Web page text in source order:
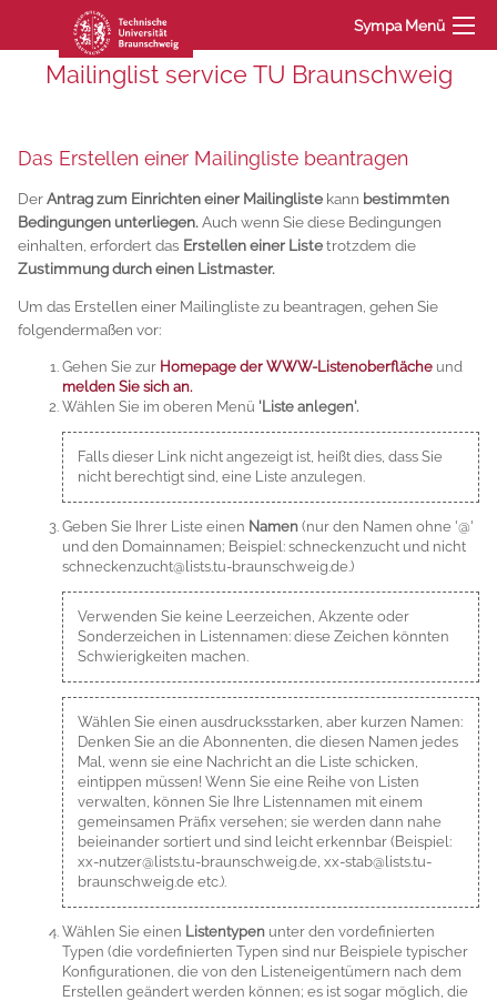
Sympa Menü
Mailinglist service TU Braunschweig
Das Erstellen einer Mailingliste beantragen
DerAntrag zum Einrichten einer Mailingliste kann bestimmten
Bedingungen unterliegen. Auch wenn Sie diese Bedingungen
einhalten, erfordert das Erstellen einer Listetrotzdem die
Zustimmung durch einen Listmaster.
Um das Erstellen einer Mailingliste zu beantragen, gehen Sie
folgendermaßen vor:
Gehen Sie zur Homepage der WWW-Listenoberfläche und
melden Sie sich an.
Wählen Sie im oberen Menü 'Liste anlegen'.
Falls dieser Link nicht angezeigt ist, heißt dies, dass Sie
nicht berechtigt sind, eine Liste anzulegen.
Geben Sie Ihrer Liste einen Namen (nur den Namen ohne '@'
und den Domainnamen; Beispiel: schneckenzucht und nicht
schneckenzucht@lists.tu-braunschweig.de.)
Verwenden Sie keine Leerzeichen, Akzente oder
Sonderzeichen in Listennamen: diese Zeichen könnten
Schwierigkeiten machen.
Wählen Sie einen ausdrucksstarken, aber kurzen Namen:
Denken Sie an die Abonnenten, die diesen Namen jedes
Mal, wenn sie eine Nachricht an die Liste schicken,
eintippen müssen! Wenn Sie eine Reihe von Listen
verwalten, können Sie Ihre Listennamen mit einem
gemeinsamen Präfix versehen; sie werden dann nahe
beieinander sortiert und sind leicht erkennbar (Beispiel:
xx-nutzer@lists.tu-braunschweig.de, xx-stab@lists.tu-
braunschweig.de etc.).
Wählen Sie einen Listentypen unter den vordefinierten
Typen (die vordefinierten Typen sind nur Beispiele typischer
Konfigurationen, die von den Listeneigentümern nach dem
Erstellen geändert werden können; es ist sogar möglich, die